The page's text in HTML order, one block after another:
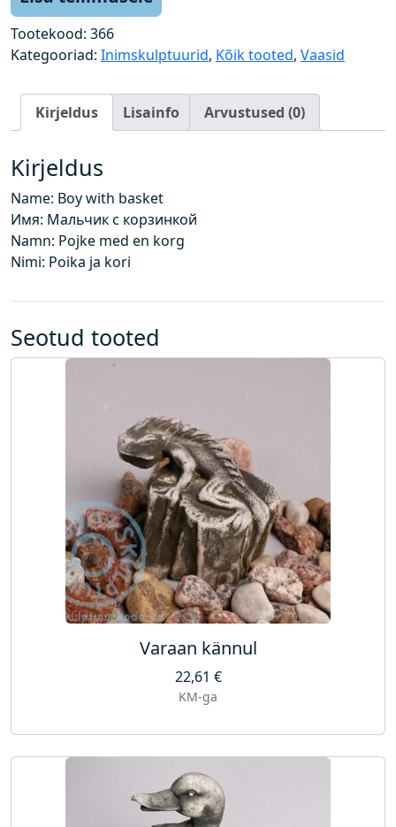
s
k
o
g
a
k
o
g
u
s
Tootekood: 366
Kategooriad: Inimskulptuurid, Kõik tooted, Vaasid
Kirjeldus Lisainfo Arvustused (0)
Kirjeldus
Name: Boy with basket
Имя: Мальчик с корзинкой
Namn: Pojke med en korg
Nimi: Poika ja kori
Seotud tooted
Varaan kännul
22,61 €
KM-ga